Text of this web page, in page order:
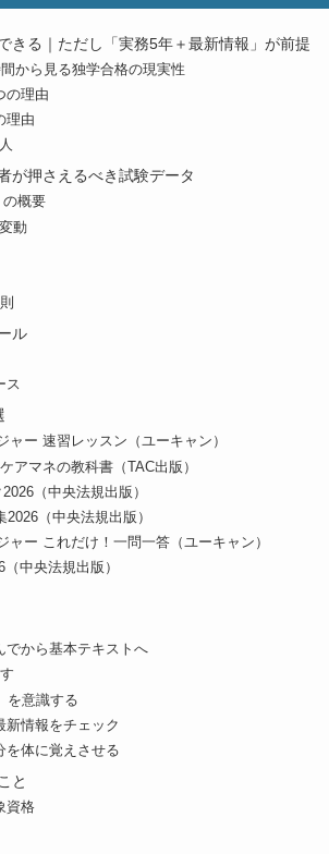
きる｜ただし「実務5年＋最新情報」が前提
から見る独学合格の現実性
の理由
理由
が押さえるべき試験データ
の概要
動
ル
ス
ー 速習レッスン（ユーキャン）
マネの教科書（TAC出版）
（中央法規出版）
（中央法規出版）
ー これだけ！一問一答（ユーキャン）
中央法規出版）
でから基本テキストへ
を意識する
新情報をチェック
を体に覚えさせる
と
資格